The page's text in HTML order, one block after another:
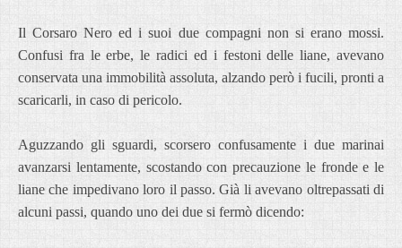
Il Corsaro Nero ed i suoi due compagni non si erano mossi.
Confusi fra le erbe, le radici ed i festoni delle liane, avevano
conservata una immobilità assoluta, alzando però i fucili, pronti a
scaricarli, in caso di pericolo.
Aguzzando gli sguardi, scorsero confusamente i due marinai
avanzarsi lentamente, scostando con precauzione le fronde e le
liane che impedivano loro il passo. Già li avevano oltrepassati di
alcuni passi, quando uno dei due si fermò dicendo: